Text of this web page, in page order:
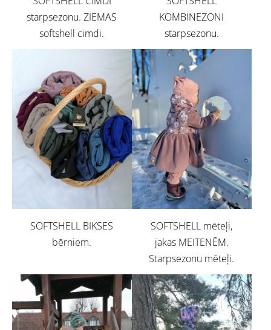
starpsezonu. ZIEMAS
softshell cimdi.
KOMBINEZONI
starpsezonu.
SOFTSHELL BIKSES
bērniem.
SOFTSHELL mēteļi,
jakas MEITENĒM.
Starpsezonu mēteļi.